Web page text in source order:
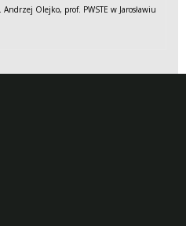
Olejko, prof. PWSTE w Jarosławiu